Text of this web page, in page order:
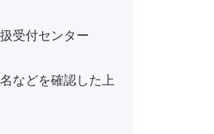
受付センター
などを確認した上